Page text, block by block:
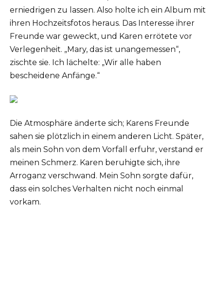
erniedrigen zu lassen. Also holte ich ein Album mit
ihren Hochzeitsfotos heraus. Das Interesse ihrer
Freunde war geweckt, und Karen errötete vor
Verlegenheit. „Mary, das ist unangemessen“,
zischte sie. Ich lächelte: „Wir alle haben
bescheidene Anfänge.“
Die Atmosphäre änderte sich; Karens Freunde
sahen sie plötzlich in einem anderen Licht. Später,
als mein Sohn von dem Vorfall erfuhr, verstand er
meinen Schmerz. Karen beruhigte sich, ihre
Arroganz verschwand. Mein Sohn sorgte dafür,
dass ein solches Verhalten nicht noch einmal
vorkam.